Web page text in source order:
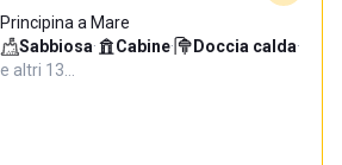
Principina a Mare
Sabbiosa· Cabine· Doccia calda·
e altri 13…